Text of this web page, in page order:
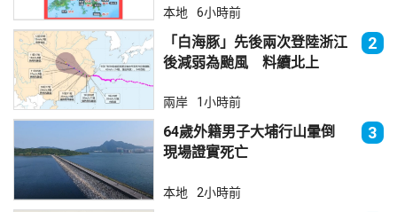
本地 6小時前
「白海豚」先後兩次登陸浙江
後減弱為颱風 料續北上
2
兩岸 1小時前
64歲外籍男子大埔行山暈倒
現場證實死亡
3
本地 2小時前